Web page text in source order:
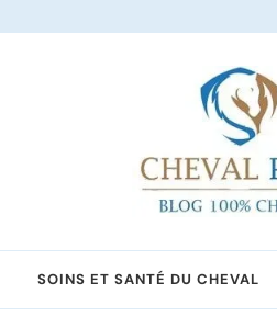
SOINS ET SANTÉ DU CHEVAL